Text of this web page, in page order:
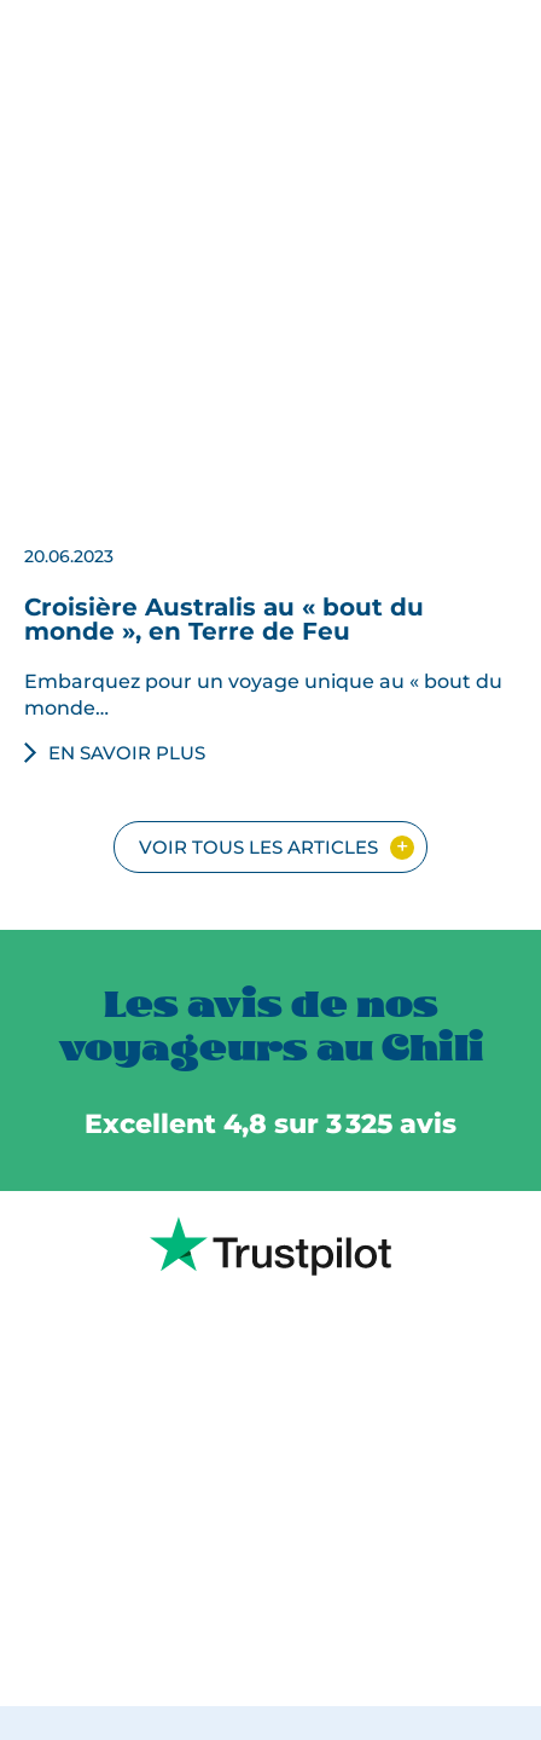
20.06.2023
Croisière Australis au « bout du
monde », en Terre de Feu
Embarquez pour un voyage unique au « bout du
monde…
EN SAVOIR PLUS
VOIR TOUS LES ARTICLES
Les avis de nos
voyageurs au Chili
Excellent 4,8 sur 3 325 avis